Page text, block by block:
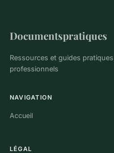
Documentspratiques
Ressources et guides
professionnels
NAVIGATION
Accueil
LÉGAL